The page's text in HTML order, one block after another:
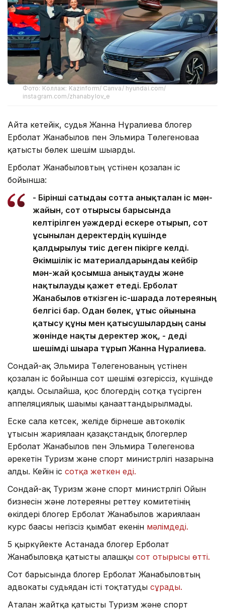
Фото: Коллаж: Kazinform/ Canva/ hyundai.com/
instagram.com/zhanabylov_e
Айта кетейік, судья Жанна Нұрғалиева блогер
Ерболат Жанабылов пен Эльмира Төлегеноваға
қатысты бөлек шешім шығарды.
Ерболат Жанабыловтың үстінен қозғалған іс
бойынша:
- Бірінші сатыдағы сотта анықталған іс мән-
жайын, сот отырысы барысында
келтірілген уәждерді ескере отырып, сот
ұсынылған деректердің күшінде
қалдырылуы тиіс деген пікірге келді.
Әкімшілік іс материалдарындағы кейбір
мән-жай қосымша анықтауды және
нақтылауды қажет етеді. Ерболат
Жанабылов өткізген іс-шарада лотереяның
белгісі бар. Одан бөлек, ұтыс ойынына
қатысу құны мен қатысушылардың саны
жөнінде нақты деректер жоқ, - деді
шешімді шығара тұрып Жанна Нұрғалиева.
Сондай-ақ Эльмира Төлегенованың үстінен
қозғалған іс бойынша сот шешімі өзгеріссіз, күшінде
қалды. Осылайша, қос блогердің сотқа түсірген
аппеляциялық шағымы қанағаттандырылмады.
Еске сала кетсек, желіде бірнеше автокөлік
ұтысын жариялаған қазақстандық блогерлер
Ерболат Жанабылов пен Эльмира Төлегенова
әрекетін Туризм және спорт министрлігі назарына
алды. Кейін іс сотқа жеткен еді.
Сондай-ақ Туризм және спорт министрлігі Ойын
бизнесін және лотереяны реттеу комитетінің
өкілдері блогер Ерболат Жанабылов жариялаған
курс бағасы негізсіз қымбат екенін мәлімдеді.
5 қыркүйекте Астанада блогер Ерболат
Жанабыловқа қатысты алғашқы сот отырысы өтті.
Сот барысында блогер Ерболат Жанабыловтың
адвокаты судьядан істі тоқтатуды сұрады.
Аталған жайтқа қатысты Туризм және спорт